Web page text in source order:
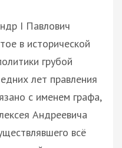
I Павлович
в исторической
грубой
лет правления
с именем графа,
Андреевича
всё